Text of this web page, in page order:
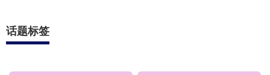
话题标签